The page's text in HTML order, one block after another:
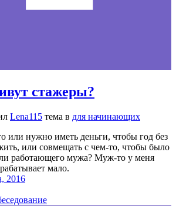
стажеры?
Lena115 тема в для начинающих
или нужно иметь деньги, чтобы год без
или совмещать с чем-то, чтобы было
работающего мужа? Муж-то у меня
мало.
2016